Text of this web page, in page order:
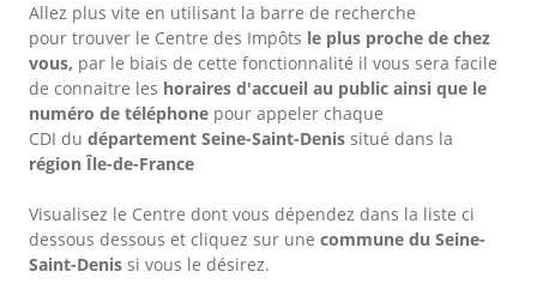
Allez plus vite en utilisant la barre de recherche
pour trouver le Centre des Impôts le plus proche de chez
vous, par le biais de cette fonctionnalité il vous sera facile
de connaitre les horaires d'accueil au public ainsi que le
numéro de téléphone pour appeler chaque
CDI du département Seine-Saint-Denis situé dans la
région Île-de-France
Visualisez le Centre dont vous dépendez dans la liste ci
dessous dessous et cliquez sur une commune du Seine-
Saint-Denis si vous le désirez.